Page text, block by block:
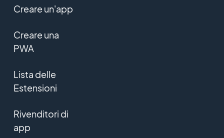
Creare un'app
Creare una
PWA
Lista delle
Estensioni
Rivenditori di
app